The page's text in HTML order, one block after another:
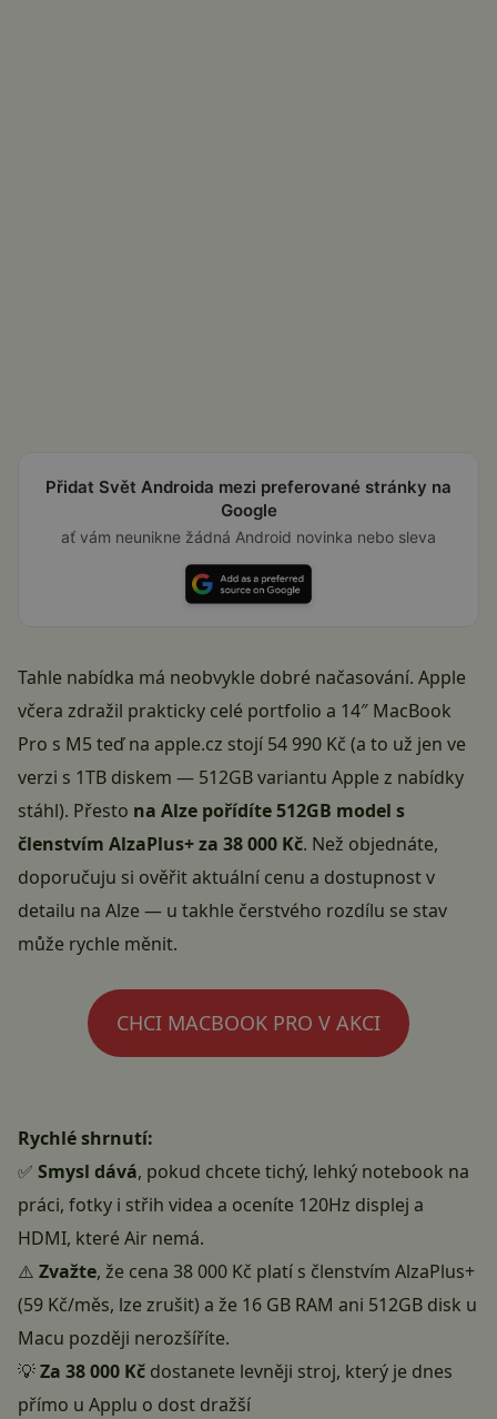
Přidat Svět Androida mezi preferované stránky na
Google
ať vám neunikne žádná Android novinka nebo sleva
Tahle nabídka má neobvykle dobré načasování. Apple
včera zdražil prakticky celé portfolio a 14″ MacBook
Pro s M5 teď na apple.cz stojí 54 990 Kč (a to už jen ve
verzi s 1TB diskem — 512GB variantu Apple z nabídky
stáhl). Přesto na Alze pořídíte 512GB model s
členstvím AlzaPlus+ za 38 000 Kč. Než objednáte,
doporučuju si ověřit aktuální cenu a dostupnost v
detailu na Alze— u takhle čerstvého rozdílu se stav
může rychle měnit.
CHCI MACBOOK PRO V AKCI
Rychlé shrnutí:
✅ Smysl dává, pokud chcete tichý, lehký notebook na
práci, fotky i střih videa a oceníte 120Hz displej a
HDMI, které Air nemá.
⚠️ Zvažte, že cena 38 000 Kč platí s členstvím AlzaPlus+
(59 Kč/měs, lze zrušit) a že 16 GB RAM ani 512GB disk u
Macu později nerozšíříte.
💡Za 38 000 Kč dostanete levněji stroj, který je dnes
přímo u Applu o dost dražší